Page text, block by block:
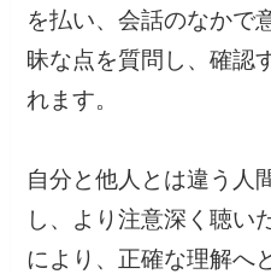
を払い、会話のなかで
昧な点を質問し、確認
れます。
自分と他人とは違う人
し、より注意深く聴い
により、正確な理解へ